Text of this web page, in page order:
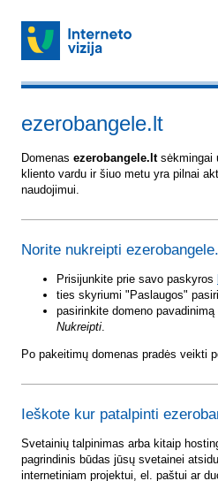
ezerobangele.lt
Domenas ezerobangele.ltsėkmingai
kliento vardu ir šiuo metu yra pilnai
naudojimui.
Norite nukreipti
Prisijunkite prie savo paskyros
ties skyriumi "Paslaugos"
pasirinkite domeno
Nukreipti.
Po pakeitimų domenas pradės veikti
Ieškote kur patalpinti
Svetainių talpinimas arba kitaip
pagrindinis būdas jūsų svetainei
internetiniam projektui, el. paštui ar